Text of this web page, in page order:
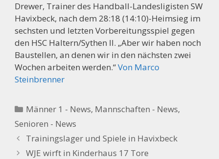
Drewer, Trainer des Handball-Landesligisten SW
Havixbeck, nach dem 28:18 (14:10)-Heimsieg im
sechsten und letzten Vorbereitungsspiel gegen
den HSC Haltern/Sythen II. „Aber wir haben noch
Baustellen, an denen wir in den nächsten zwei
Wochen arbeiten werden.“Von Marco
Steinbrenner
Kategorien
Männer 1 - News, Mannschaften - News,
Senioren - News
Trainingslager und Spiele in Havixbeck
WJE wirft in Kinderhaus 17 Tore